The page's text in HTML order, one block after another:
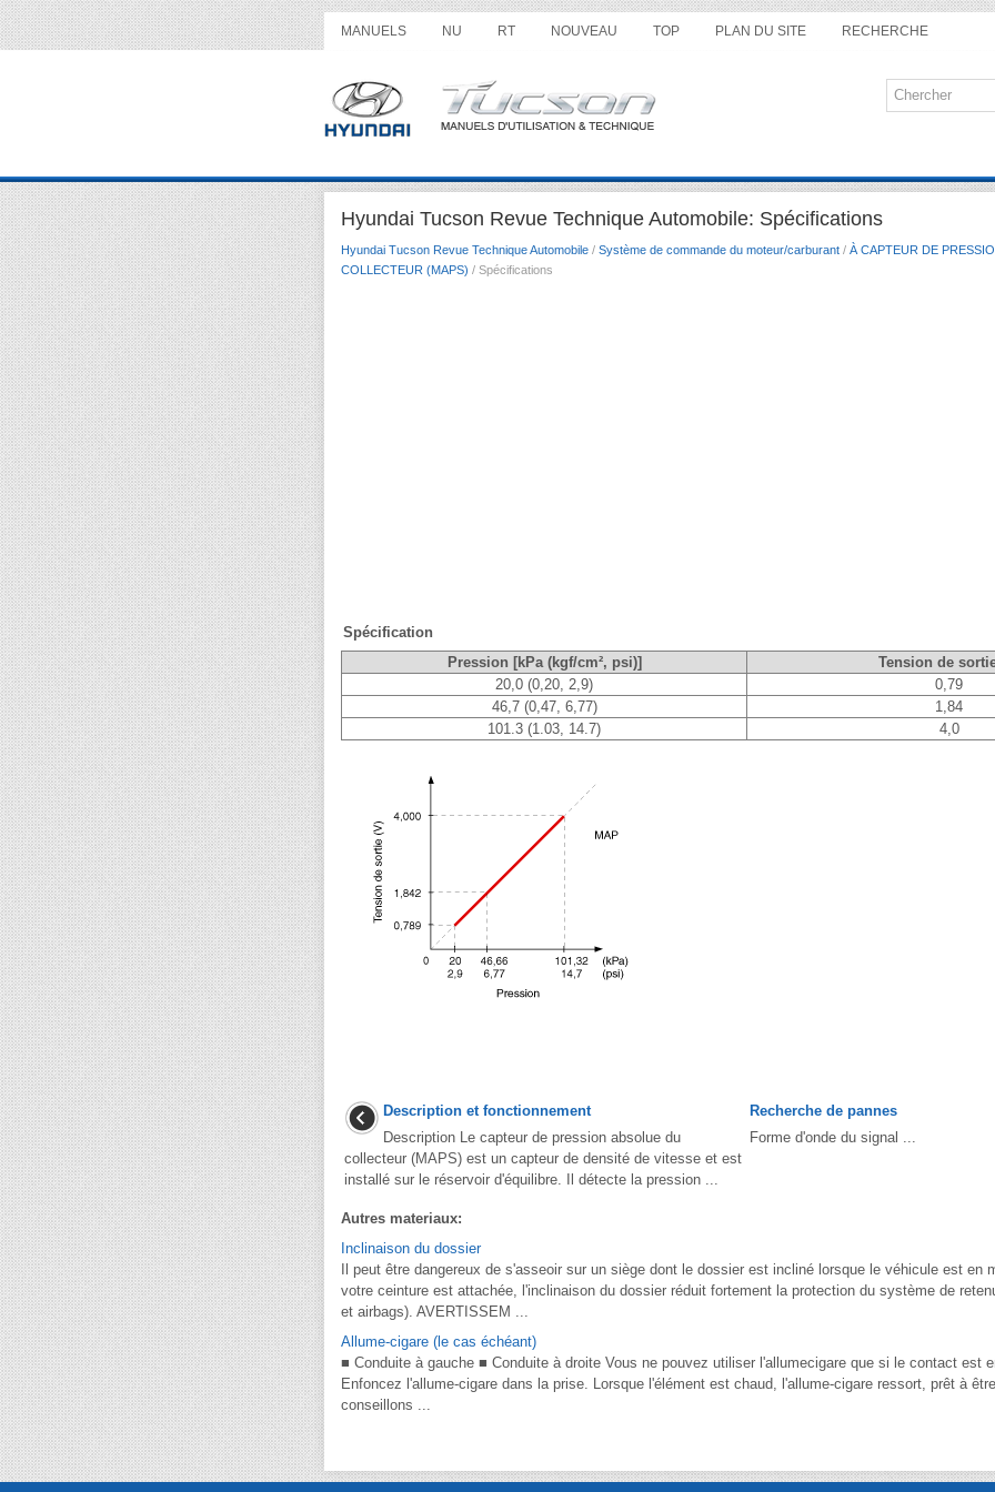
MANUELS NU RT NOUVEAU TOP PLAN DU SITE RECHERCHE
Hyundai Tucson Revue Technique Automobile: Spécifications
Hyundai Tucson Revue Technique Automobile / Système de commande du moteur/carburant / À CAPTEUR DE
COLLECTEUR (MAPS) / Spécifications
Spécification
Pression [kPa (kgf/cm², psi)]
Tension de
20,0 (0,20, 2,9)
0,79
46,7 (0,47, 6,77)
1,84
101.3 (1.03, 14.7)
4,0
Description et fonctionnement
Description Le capteur de pression absolue du
collecteur (MAPS) est un capteur de densité de vitesse et est
installé sur le réservoir d'équilibre. Il détecte la pression ...
Recherche de pannes
Forme d'onde du signal ...
Autres materiaux:
Inclinaison du dossier
Il peut être dangereux de s'asseoir sur un siège dont le dossier est incliné lorsque le véhicule est en
votre ceinture est attachée, l'inclinaison du dossier réduit fortement la protection du système de
et airbags). AVERTISSEM ...
Allume-cigare (le cas échéant)
■ Conduite à gauche ■ Conduite à droite Vous ne pouvez utiliser l'allumecigare que si le contact est
Enfoncez l'allume-cigare dans la prise. Lorsque l'élément est chaud, l'allume-cigare ressort, prêt à
conseillons ...